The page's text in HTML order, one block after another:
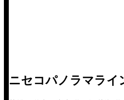
ニセコパノラマライ